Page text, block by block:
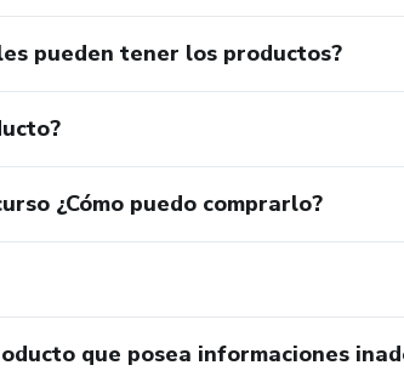
pueden tener los productos?
¿Cómo puedo comprarlo?
que posea informaciones